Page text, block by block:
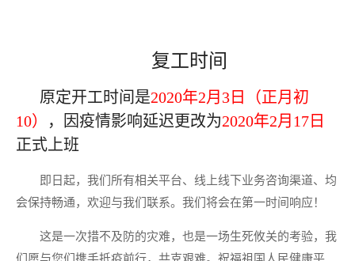
复工时间
原定开工时间是2020年2月3日（正月初
10）
，因疫情影响延迟更改为2020年2月17日
正式上班
即日起，我们所有相关平台、线上线下业务咨询渠道、均
会保持畅通，欢迎与我们联系。我们将会在第一时间响应！
这是一次措不及防的灾难，也是一场生死攸关的考验，我
们愿与您们携手抵疫前行，共克艰难。祝福祖国人民健康平